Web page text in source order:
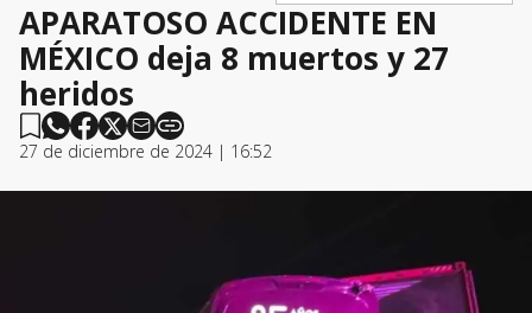
APARATOSO ACCIDENTE EN
MÉXICO deja 8 muertos y 27
heridos
27 de diciembre de 2024 | 16:52